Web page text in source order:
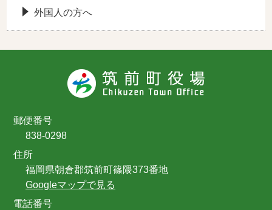
外国人の方へ
郵便番号
838-0298
住所
福岡県朝倉郡筑前町篠隈373番地
Googleマップで見る
電話番号